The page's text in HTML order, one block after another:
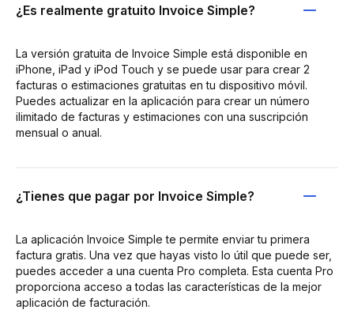
¿Es realmente gratuito Invoice Simple?
La versión gratuita de Invoice Simple está disponible en
iPhone, iPad y iPod Touch y se puede usar para crear 2
facturas o estimaciones gratuitas en tu dispositivo móvil.
Puedes actualizar en la aplicación para crear un número
ilimitado de facturas y estimaciones con una suscripción
mensual o anual.
¿Tienes que pagar por Invoice Simple?
La aplicación Invoice Simple te permite enviar tu primera
factura gratis. Una vez que hayas visto lo útil que puede ser,
puedes acceder a una cuenta Pro completa. Esta cuenta Pro
proporciona acceso a todas las características de la mejor
aplicación de facturación.